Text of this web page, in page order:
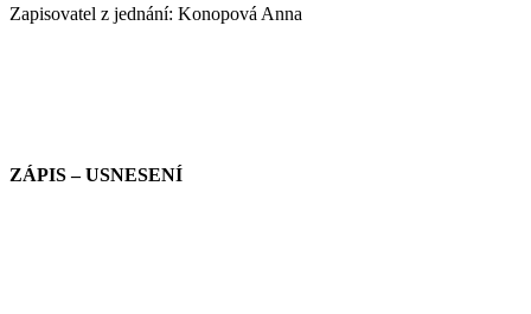
Zapisovatel z jednání: Konopová Anna
ZÁPIS – USNESENÍ